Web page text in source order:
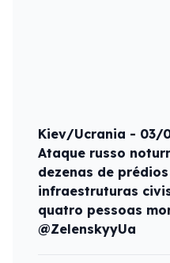
Kiev/Ucrania - 03/
Ataque russo
dezenas de
infraestruturas
quatro pessoas
@ZelenskyyUa